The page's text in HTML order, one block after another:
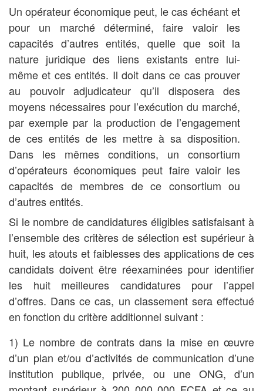
Un opérateur économique peut, le cas échéant et
pour un marché déterminé, faire valoir les
capacités d’autres entités, quelle que soit la
nature juridique des liens existants entre lui-
même et ces entités. Il doit dans ce cas prouver
au pouvoir adjudicateur qu’il disposera des
moyens nécessaires pour l’exécution du marché,
par exemple par la production de l’engagement
de ces entités de les mettre à sa disposition.
Dans les mêmes conditions, un consortium
d’opérateurs économiques peut faire valoir les
capacités de membres de ce consortium ou
d’autres entités.
Si le nombre de candidatures éligibles satisfaisant à
l’ensemble des critères de sélection est supérieur à
huit, les atouts et faiblesses des applications de ces
candidats doivent être réexaminées pour identifier
les huit meilleures candidatures pour l’appel
d’offres. Dans ce cas, un classement sera effectué
en fonction du critère additionnel suivant :
1) Le nombre de contrats dans la mise en œuvre
d’un plan et/ou d’activités de communication d’une
institution publique, privée, ou une ONG, d’un